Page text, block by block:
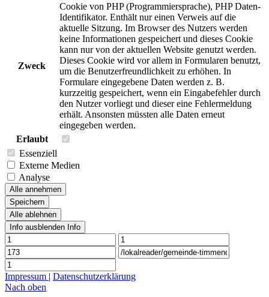
Zweck
Cookie von PHP (Programmiersprache), PHP Daten-
Identifikator. Enthält nur einen Verweis auf die
aktuelle Sitzung. Im Browser des Nutzers werden
keine Informationen gespeichert und dieses Cookie
kann nur von der aktuellen Website genutzt werden.
Dieses Cookie wird vor allem in Formularen benutzt,
um die Benutzerfreundlichkeit zu erhöhen. In
Formulare eingegebene Daten werden z. B.
kurzzeitig gespeichert, wenn ein Eingabefehler durch
den Nutzer vorliegt und dieser eine Fehlermeldung
erhält. Ansonsten müssten alle Daten erneut
eingegeben werden.
Erlaubt
Essenziell
Externe Medien
Analyse
Alle annehmen
Speichern
Alle ablehnen
Info ausblenden Info
Impressum | Datenschutzerklärung
Nach oben